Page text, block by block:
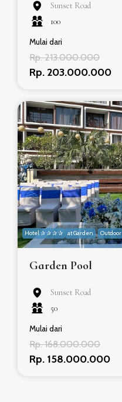
Sunset Road
100
Mulai dari
Rp. 213.000.000
Rp. 203.000.000
Hotel ✰ ✰ ✰ ✰ at Garden Outdoor
Garden Pool
Sunset Road
50
Mulai dari
Rp. 168.000.000
Rp. 158.000.000